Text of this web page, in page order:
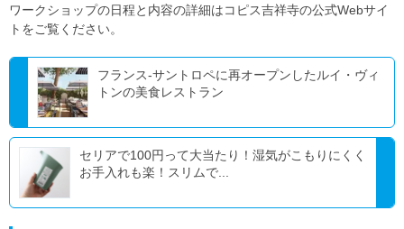
ワークショップの日程と内容の詳細はコピス吉祥寺の公式Webサイ
トをご覧ください。
フランス-サントロペに再オープンしたルイ・ヴィ
トンの美食レストラン
セリアで100円って大当たり！湿気がこもりにくく
お手入れも楽！スリムで...